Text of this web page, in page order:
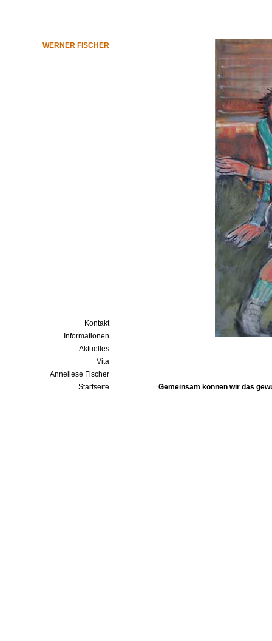
WERNER FISCHER
Kontakt
Informationen
Aktuelles
Vita
Anneliese Fischer
Startseite
Gemeinsam können wir das